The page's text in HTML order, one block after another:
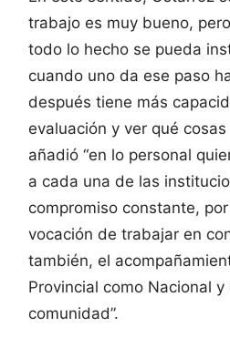
trabajo es muy bueno,
todo lo hecho se pueda
cuando uno da ese paso
después tiene más
evaluación y ver qué
añadió “en lo personal
a cada una de las
compromiso constante,
vocación de trabajar en
también, el
Provincial como Nacional
comunidad”.